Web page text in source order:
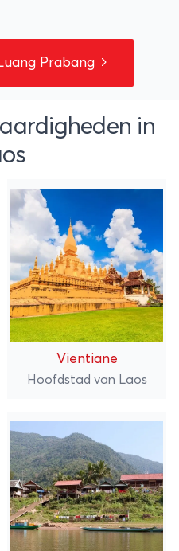
Prabang
in
Vientiane
Hoofdstad van Laos